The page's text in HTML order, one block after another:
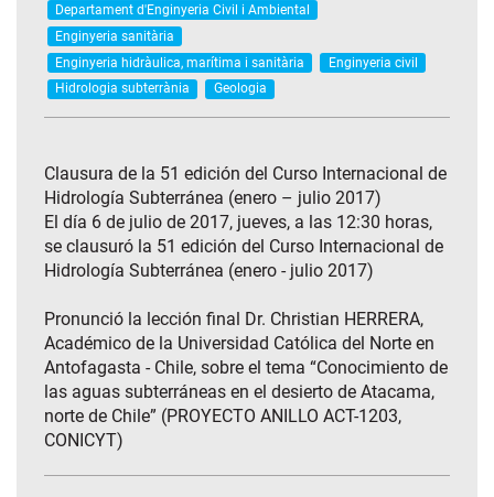
Departament d'Enginyeria Civil i Ambiental
Enginyeria sanitària
Enginyeria hidràulica, marítima i sanitària
Enginyeria civil
Hidrologia subterrània
Geologia
Clausura de la 51 edición del Curso Internacional de
Hidrología Subterránea (enero – julio 2017)
El día 6 de julio de 2017, jueves, a las 12:30 horas,
se clausuró la 51 edición del Curso Internacional de
Hidrología Subterránea (enero - julio 2017)
Pronunció la lección final Dr. Christian HERRERA,
Académico de la Universidad Católica del Norte en
Antofagasta - Chile, sobre el tema “Conocimiento de
las aguas subterráneas en el desierto de Atacama,
norte de Chile” (PROYECTO ANILLO ACT-1203,
CONICYT)